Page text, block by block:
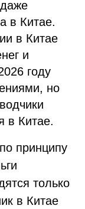
в Китае.
в Китае
и
году
но
в Китае.
принципу
только
в Китае